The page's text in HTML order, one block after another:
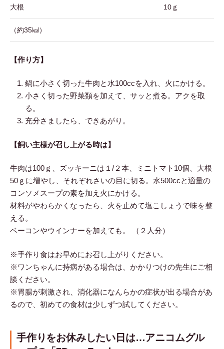
大根 10ｇ
（約35㎉）
【作り方】
鍋に小さく切った牛肉と水100ccを入れ、火にかける。
小さく切った野菜類を加えて、サッと煮る。アクを取
る。
充分さましたら、できあがり。
【飼い主様が召し上がる時は】
牛肉は100ｇ、ズッキーニは１/２本、ミニトマト10個、大根
50ｇに増やし、それぞれさいの目に切る。水500ccと適量の
コンソメスープの素を加え火にかける。
材料がやわらかくなったら、火を止めて塩こしょうで味を整
える。
ベーコンやウインナーを加えても。 （２人分）
※手作り食はお早めにお召し上がりください。
※ワンちゃんに持病がある場合は、かかりつけの先生にご相
談ください。
※胃腸が刺激され、消化器になんらかの症状が出る場合があ
るので、初めての食材は少しずつ試してください。
手作りをお休みしたい日は…アニコムグル